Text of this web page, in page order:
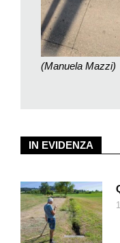
fotografia, un’umanità
relazionarsi con gli
in cui s’identifica e
s’immerge. Oltre che
pure e innanzitutto
l’oltre: volendo
due dimensioni a un
realizza che si
dell’attenzione e della
col fotografo lo diventa
macchina fotografica,
IN EVIDENZA
(Manuela Mazzi)